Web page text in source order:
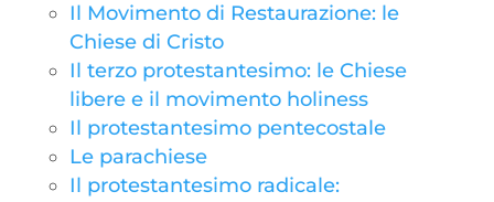
Il Movimento di Restaurazione: le
Chiese di Cristo
Il terzo protestantesimo: le Chiese
libere e il movimento holiness
Il protestantesimo pentecostale
Le parachiese
Il protestantesimo radicale: